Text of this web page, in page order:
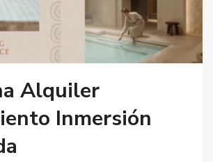
Alquiler
Inmersión